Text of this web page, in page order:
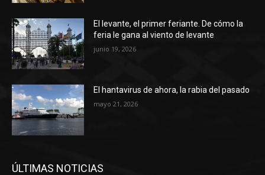
El levante, el primer feriante. De cómo la
feria le gana al viento de levante
junio 19, 2026
El hantavirus de ahora, la rabia del pasado
mayo 21, 2026
ÚLTIMAS NOTICIAS